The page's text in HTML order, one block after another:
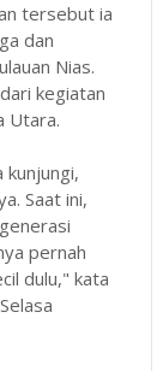
tersebut ia
dan
Nias.
kegiatan
Utara.
kunjungi,
Saat ini,
pernah
dulu," kata